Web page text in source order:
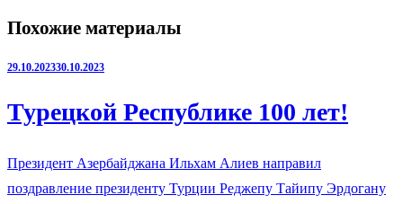
Похожие материалы
29.10.202330.10.2023
Турецкой Республике 100 лет!
Президент Азербайджана Ильхам Алиев направил
поздравление президенту Турции Реджепу Тайипу Эрдогану